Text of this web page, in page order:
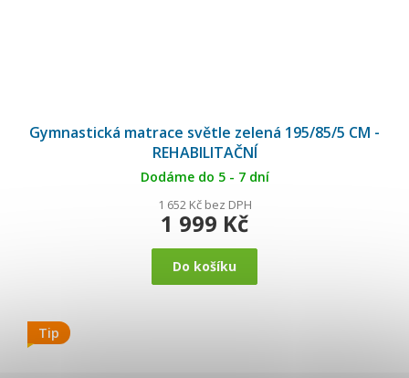
Gymnastická matrace světle zelená 195/85/5 CM -
REHABILITAČNÍ
Dodáme do 5 - 7 dní
1 652 Kč bez DPH
1 999 Kč
Do košíku
Tip